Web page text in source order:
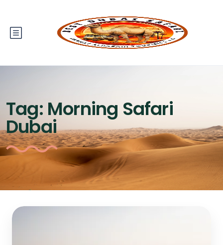
Tag: Morning Safari
Dubai